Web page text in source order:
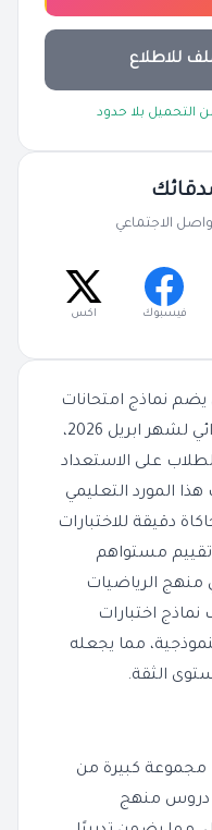
يضم نماذج امتحانات
الرياضيات للصف الخامس الابتدائي لشهر ابريل 2026،
على الاستعداد
المورد التعليمي
دقيقة للاختبارات
تقييم مستواهم
الرياضيات
اختبارات
مما يجعله
الثقة.
مجموعة كبيرة من
دروس منهج
للاطلاع
التحميل بلا حدود
الاجتماعي
فيسبوك اكس